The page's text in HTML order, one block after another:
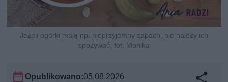
Jeżeli ogórki mają np. nieprzyjemny zapach, nie należy ich
spożywać, fot. Monika
Opublikowano:05.08.2026